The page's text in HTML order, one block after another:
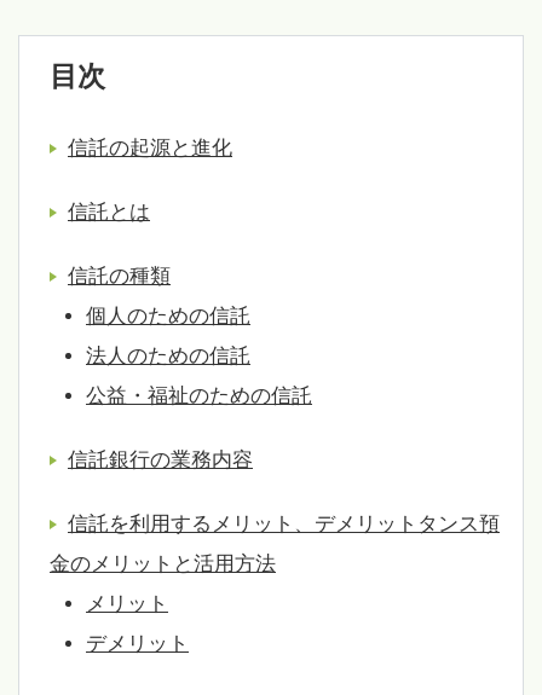
目次
信託の起源と進化
信託とは
信託の種類
個人のための信託
法人のための信託
公益・福祉のための信託
信託銀行の業務内容
信託を利用するメリット、デメリットタンス預
金のメリットと活用方法
メリット
デメリット